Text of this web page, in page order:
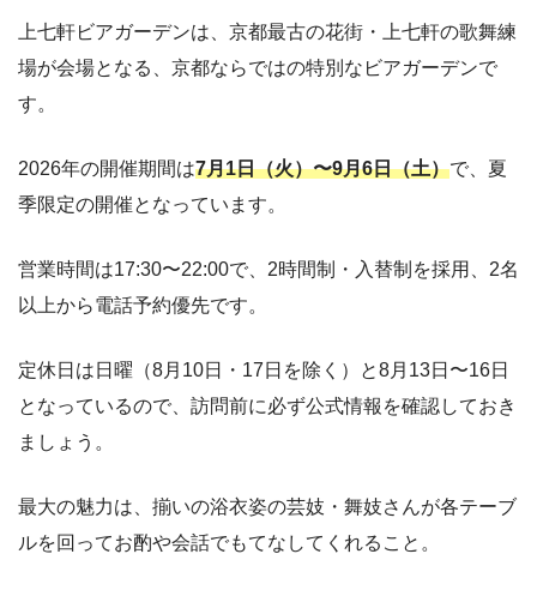
上七軒ビアガーデンは、京都最古の花街・上七軒の歌舞練
場が会場となる、京都ならではの特別なビアガーデンで
す。
2026年の開催期間は7月1日（火）〜9月6日（土）で、夏
季限定の開催となっています。
営業時間は17:30〜22:00で、2時間制・入替制を採用、2名
以上から電話予約優先です。
定休日は日曜（8月10日・17日を除く）と8月13日〜16日
となっているので、訪問前に必ず公式情報を確認しておき
ましょう。
最大の魅力は、揃いの浴衣姿の芸妓・舞妓さんが各テーブ
ルを回ってお酌や会話でもてなしてくれること。